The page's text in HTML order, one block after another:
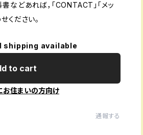
などあれば，「CONTACT」「メッ
ください。
shipping available
to cart
お住まいの方向け
通報する